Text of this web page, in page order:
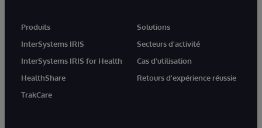
Produits
InterSystems IRIS
InterSystems IRIS for Health
HealthShare
TrakCare
Solutions
Secteurs d'activité
Cas d'utilisation
Retours d'expérience réussie